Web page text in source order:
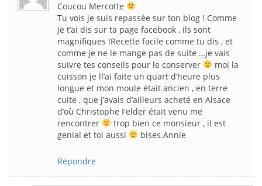
Coucou Mercotte
Tu vois je suis repassée sur ton blog ! Comme
je t’ai dis sur ta page facebook , ils sont
magnifiques !Recette facile comme tu dis , et
comme je ne le mange pas de suite …je vais
suivre tes conseils pour le conserver
moi la
cuisson je ll’ai faite un quart d’heure plus
longue et mon moule était ancien , en terre
cuite , que j’avais d’ailleurs acheté en Alsace
d’où Christophe Felder était venu me
rencontrer
trop bien ce monsieur , il est
genial et toi aussi
bises.Annie
Répondre